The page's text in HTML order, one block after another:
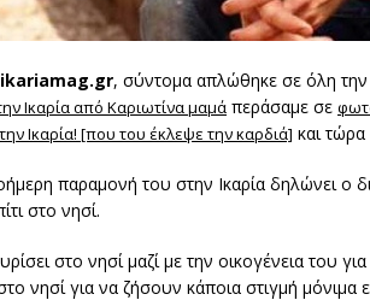
ikariamag.gr, σύντομα απλώθηκε σε όλη
Ικαρία από Καριωτίνα μαμά περάσαμε σε
Ικαρία! [που του έκλεψε την καρδιά] και
παραμονή του στην Ικαρία δηλώνει ο
στο νησί.
στο νησί μαζί με την οικογένεια του
νησί για να ζήσουν κάποια στιγμή